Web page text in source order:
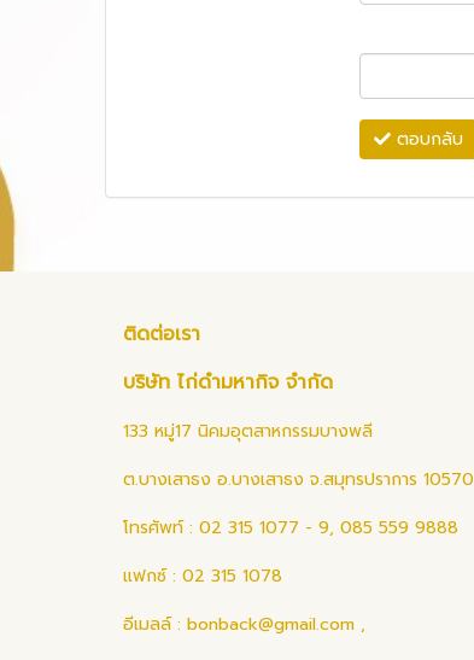
ตอบกลับ
ติดต่อเรา
บริษัท ไก่ดำมหากิจ จำกัด
133 หมู่17 นิคมอุตสาหกรรมบางพลี
ต.บางเสาธง อ.บางเสาธง จ.สมุทรปราการ 10570
โทรศัพท์ : 02 315 1077 - 9, 085 559 9888
แฟกซ์ : 02 315 1078
อีเมลล์ : bonback@gmail.com ,